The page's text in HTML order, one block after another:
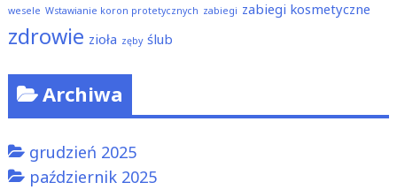
wesele Wstawianie koron protetycznych zabiegi zabiegi kosmetyczne
zdrowie zioła zęby ślub
Archiwa
grudzień 2025
październik 2025